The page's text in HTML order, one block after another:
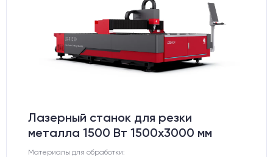
Лазерный станок для резки
металла 1500 Вт 1500x3000 мм
Материалы для обработки: